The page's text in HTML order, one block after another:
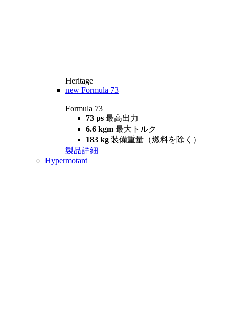
Heritage
new Formula 73
Formula 73
73 ps 最高出力
6.6 kgm 最大トルク
183 kg 装備重量（燃料を除く）
製品詳細
Hypermotard